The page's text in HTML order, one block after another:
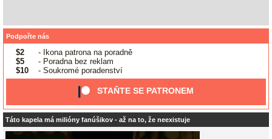
Podpořte nás
$2
- Ikona patrona na poradně
$5
- Poradna bez reklam
$10
- Soukromé poradenství
STAŇTE SE PATRONEM
Táto kapela má milióny fanúšikov - až na to, že neexistuje